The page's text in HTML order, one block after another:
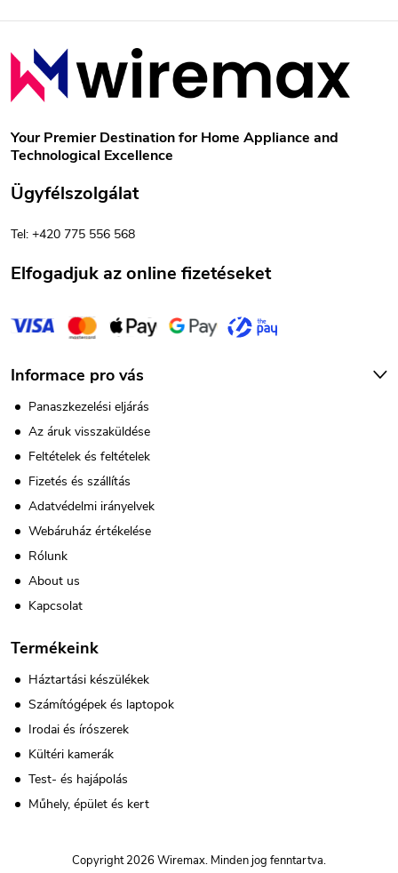
L
á
b
é
c
Your Premier Destination for Home Appliance and
Technological Excellence
Ügyfélszolgálat
Tel: +420 775 556 568
Elfogadjuk az online fizetéseket
Informace pro vás
Panaszkezelési eljárás
Az áruk visszaküldése
Feltételek és feltételek
Fizetés és szállítás
Adatvédelmi irányelvek
Webáruház értékelése
Rólunk
About us
Kapcsolat
Termékeink
Háztartási készülékek
Számítógépek és laptopok
Irodai és írószerek
Kültéri kamerák
Test- és hajápolás
Műhely, épület és kert
Copyright 2026Wiremax. Minden jog fenntartva.